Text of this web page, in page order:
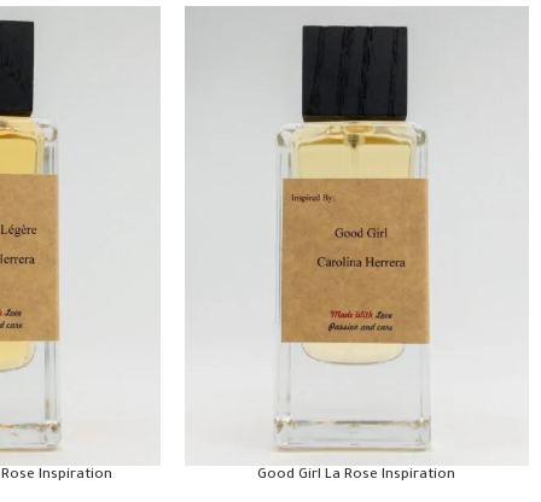
Good Girl La Rose Inspiration
Inspiration